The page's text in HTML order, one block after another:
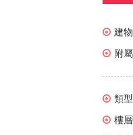
建
附
類型
樓